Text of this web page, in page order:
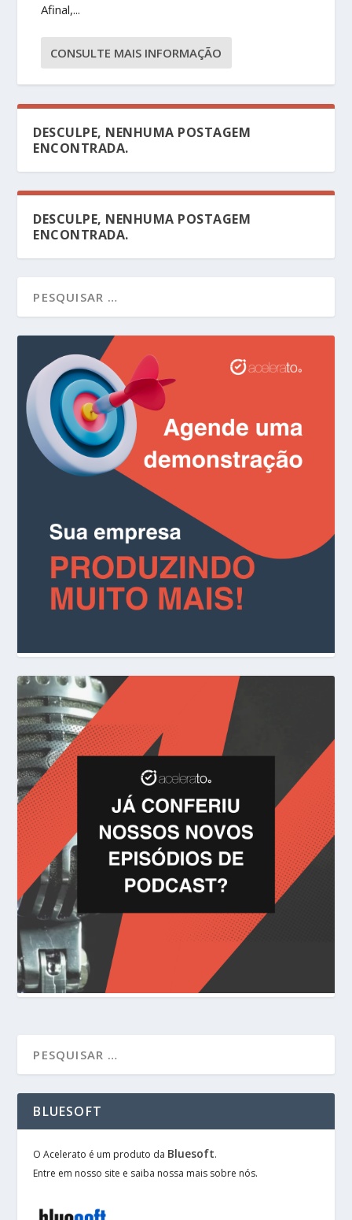
Afinal,...
CONSULTE MAIS INFORMAÇÃO
DESCULPE, NENHUMA POSTAGEM
ENCONTRADA.
DESCULPE, NENHUMA POSTAGEM
ENCONTRADA.
BLUESOFT
O Acelerato é um produto da Bluesoft.
Entre em nosso site e saiba nossa mais sobre nós.